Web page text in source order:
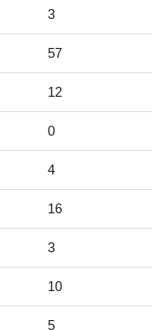
3
57
12
0
4
16
3
10
5